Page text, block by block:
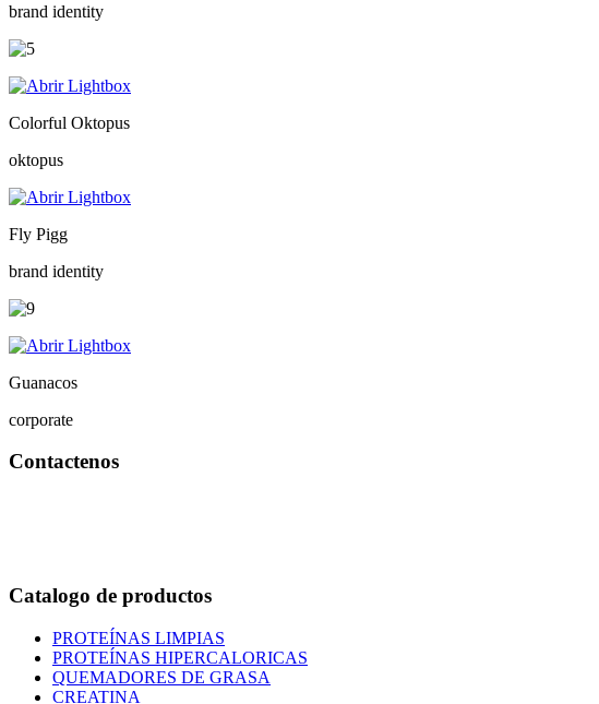
brand identity
Colorful Oktopus
oktopus
Fly Pigg
brand identity
Guanacos
corporate
Contactenos
Catalogo de productos
PROTEÍNAS LIMPIAS
PROTEÍNAS HIPERCALORICAS
QUEMADORES DE GRASA
CREATINA